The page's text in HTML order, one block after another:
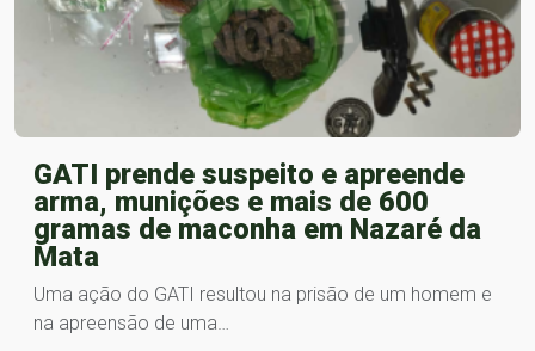
GATI prende suspeito e apreende
arma, munições e mais de 600
gramas de maconha em Nazaré da
Mata
Uma ação do GATI resultou na prisão de um homem e
na apreensão de uma…